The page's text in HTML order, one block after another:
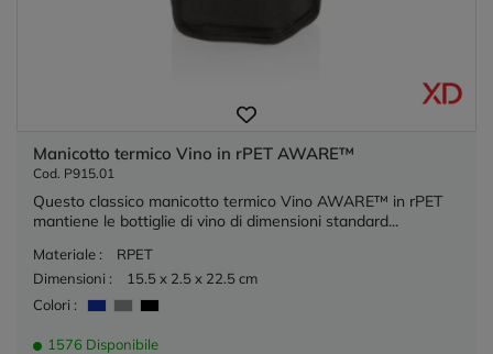
Manicotto termico Vino in rPET AWARE™
Cod. P915.01
Questo classico manicotto termico Vino AWARE™ in rPET
mantiene le bottiglie di vino di dimensioni standard...
Materiale :
RPET
Dimensioni :
15.5 x 2.5 x 22.5 cm
Colori :
1576 Disponibile